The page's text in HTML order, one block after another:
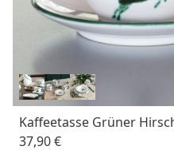
Kaffeetasse Grüner
37,90 €